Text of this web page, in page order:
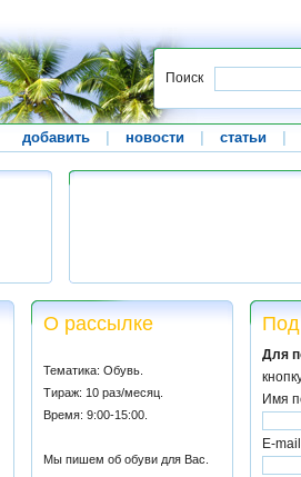
Поиск
добавить новости статьи
О рассылке
Тематика: Обувь.
Тираж: 10 раз/месяц.
Время: 9:00-15:00.
Мы пишем об обуви для Вас.
Для
Имя
E-